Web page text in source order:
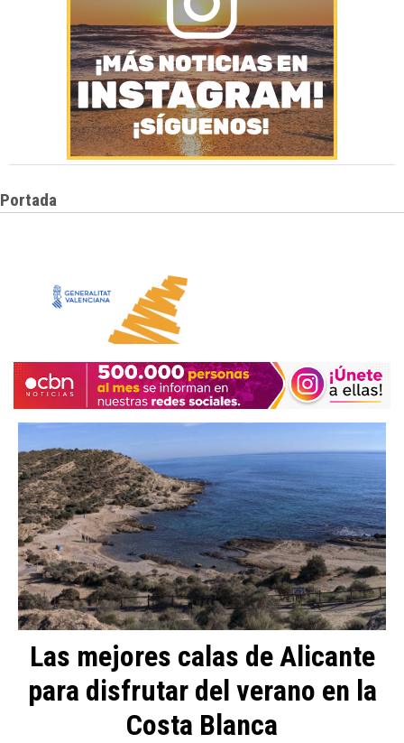
Portada
Las mejores calas de Alicante
para disfrutar del verano en la
Costa Blanca